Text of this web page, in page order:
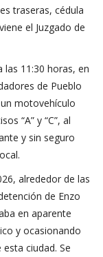
traseras, cédula
el Juzgado de
11:30 horas, en
de Pueblo
motovehículo
“A” y “C”, al
y sin seguro
alrededor de las
de Enzo
en aparente
y ocasionando
ciudad. Se